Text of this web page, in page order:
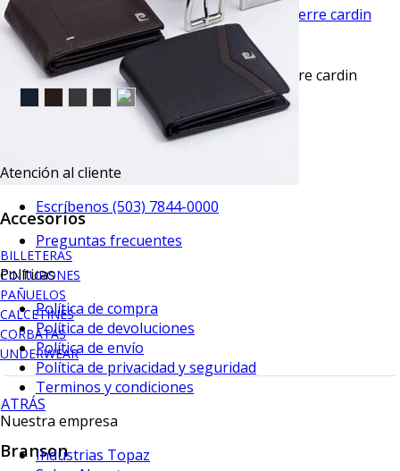
Accesorios
BILLETERAS
CINTURONES
PAÑUELOS
CALCETINES
CORBATAS
UNDERWEAR
ATRÁS
Branson
VISTA RAPIDA
Pantalón vestir slim fit advance beige pierre cardin
Atención al cliente
Escríbenos (503) 7844-0000
Preguntas frecuentes
Políticas
Política de compra
Política de devoluciones
Política de envío
Política de privacidad y seguridad
Terminos y condiciones
Nuestra empresa
Industrias Topaz